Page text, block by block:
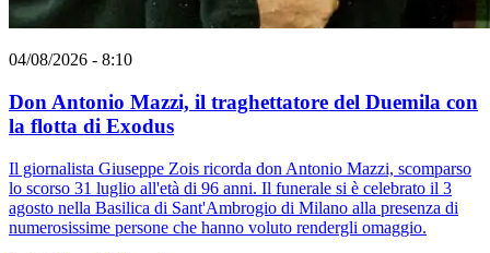
04/08/2026 - 8:10
Don Antonio Mazzi, il traghettatore del Duemila con
la flotta di Exodus
Il giornalista Giuseppe Zois ricorda don Antonio Mazzi, scomparso
lo scorso 31 luglio all'età di 96 anni. Il funerale si è celebrato il 3
agosto nella Basilica di Sant'Ambrogio di Milano alla presenza di
numerosissime persone che hanno voluto rendergli omaggio.